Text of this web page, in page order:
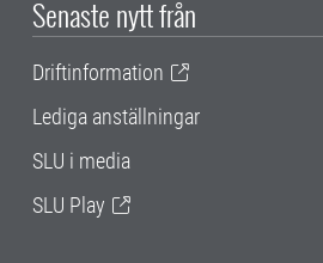
Senaste nytt från
Driftinformation
Lediga anställningar
SLU i media
SLU Play